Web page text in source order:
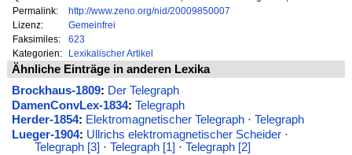
Permalink:
http://www.zeno.org/nid/20009850007
Lizenz:
Gemeinfrei
Faksimiles:
623
Kategorien:
Lexikalischer Artikel
Ähnliche Einträge in anderen Lexika
Brockhaus-1809: Der Telegraph
DamenConvLex-1834: Telegraph
Herder-1854: Elektromagnetischer Telegraph· Telegraph
Lueger-1904: Ullrichs elektromagnetischer Scheider·
Telegraph [3] · Telegraph [1] · Telegraph [2]